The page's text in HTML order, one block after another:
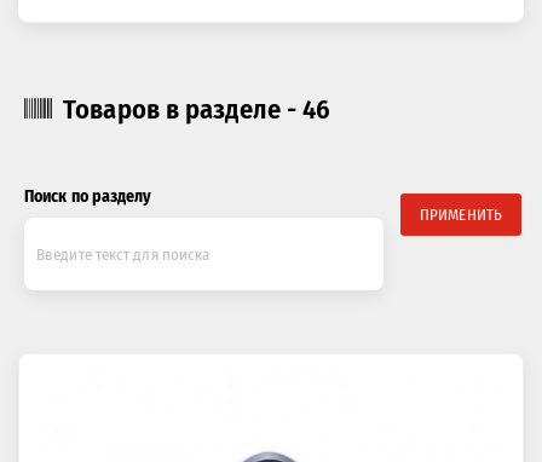
Товаров в разделе - 46
Поиск по разделу
ПРИМЕНИТЬ